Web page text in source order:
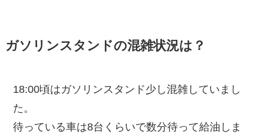
ガソリンスタンドの混雑状況は？
18:00頃はガソリンスタンド少し混雑していまし
た。
待っている車は8台くらいで数分待って給油しま